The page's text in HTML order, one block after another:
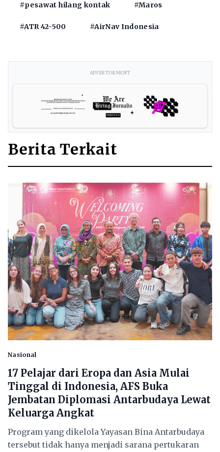
#pesawat hilang kontak #Maros
#ATR 42-500 #AirNav Indonesia
ADVERTISEMENT
Berita Terkait
Nasional
17 Pelajar dari Eropa dan Asia Mulai
Tinggal di Indonesia, AFS Buka
Jembatan Diplomasi Antarbudaya Lewat
Keluarga Angkat
Program yang dikelola Yayasan Bina Antarbudaya
tersebut tidak hanya menjadi sarana pertukaran